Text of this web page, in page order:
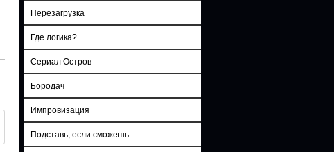
Перезагрузка
Где логика?
Сериал Остров
Бородач
Импровизация
Подставь, если сможешь